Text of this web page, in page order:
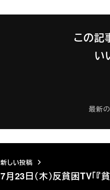
この記
い
最新
新しい投稿
7月23日（木）反貧困TV「